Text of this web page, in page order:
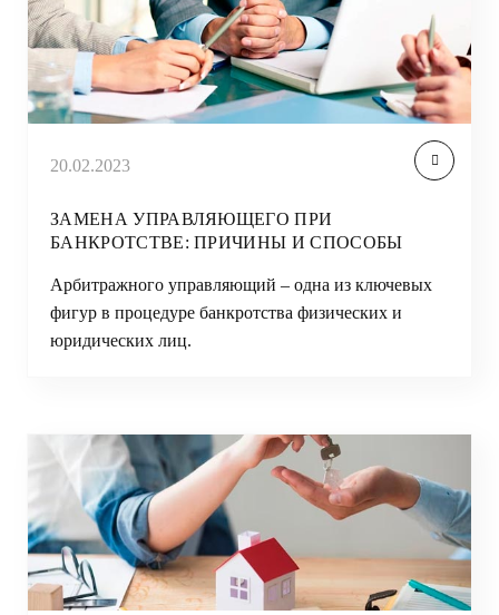
20.02.2023
ЗАМЕНА УПРАВЛЯЮЩЕГО ПРИ
БАНКРОТСТВЕ: ПРИЧИНЫ И СПОСОБЫ
Арбитражного управляющий – одна из ключевых
фигур в процедуре банкротства физических и
юридических лиц.